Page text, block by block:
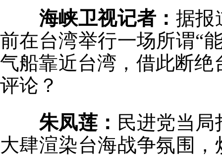
海峡卫视记者： 据报
前在台湾举行一场所谓“
气船靠近台湾，借此断
评论？
朱凤莲： 民进党当
大肆渲染台海战争氛围